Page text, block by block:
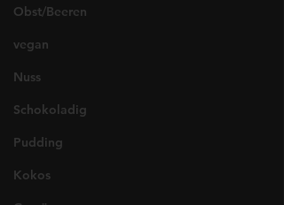
Obst/Beeren
vegan
Nuss
Schokoladig
Pudding
Kokos